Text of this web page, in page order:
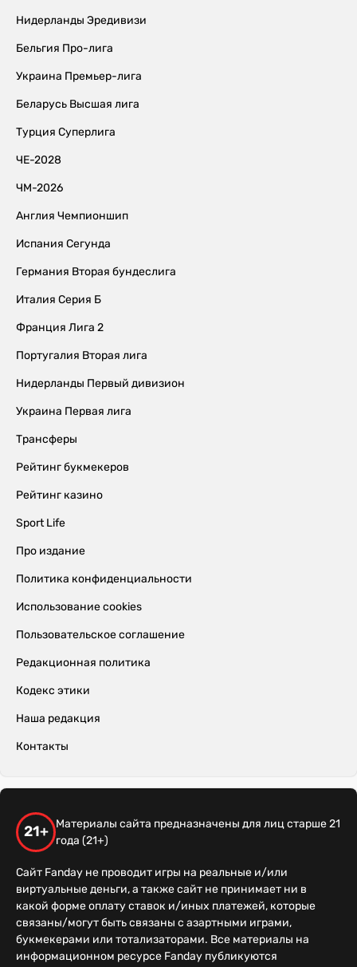
Нидерланды Эредивизи
Бельгия Про-лига
Украина Премьер-лига
Беларусь Высшая лига
Турция Суперлига
ЧЕ-2028
ЧМ-2026
Англия Чемпионшип
Испания Сегунда
Германия Вторая бундеслига
Италия Серия Б
Франция Лига 2
Португалия Вторая лига
Нидерланды Первый дивизион
Украина Первая лига
Трансферы
Рейтинг букмекеров
Рейтинг казино
Sport Life
Про издание
Политика конфиденциальности
Использование cookies
Пользовательское соглашение
Редакционная политика
Кодекс этики
Наша редакция
Контакты
21+
Материалы сайта предназначены для лиц старше 21
года (21+)
Сайт Fanday не проводит игры на реальные и/или
виртуальные деньги, а также сайт не принимает ни в
какой форме оплату ставок и/иных платежей, которые
связаны/могут быть связаны с азартными играми,
букмекерами или тотализаторами. Все материалы на
информационном ресурсе Fanday публикуются